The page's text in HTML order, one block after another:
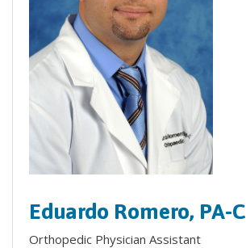
Eduardo Romero, PA-C
Orthopedic Physician Assistant